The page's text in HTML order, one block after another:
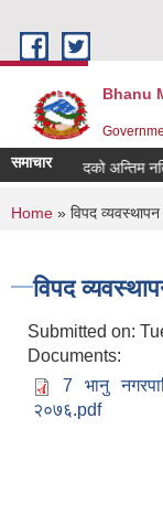
Bhanu
समाचार पदको अन्तिम
You are
Home » विपद व्यवस्थापन
विपद
Submitted on:
Documents:
7 भानु
२०७६.pdf